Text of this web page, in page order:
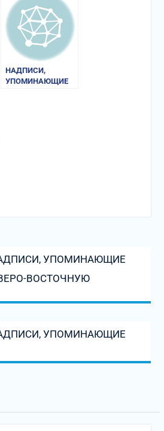
НАДПИСИ,
УПОМИНАЮЩИЕ
УПОМИНАЮЩИЕ
ВОСТОЧНУЮ
УПОМИНАЮЩИЕ